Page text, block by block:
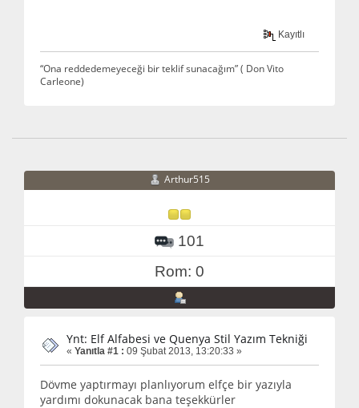
Kayıtlı
“Ona reddedemeyeceği bir teklif sunacağım” ( Don Vito
Carleone)
Arthur515
101
Rom: 0
Ynt: Elf Alfabesi ve Quenya Stil Yazım Tekniği
« Yanıtla #1 : 09 Şubat 2013, 13:20:33 »
Dövme yaptırmayı planlıyorum elfçe bir yazıyla
yardımı dokunacak bana teşekkürler